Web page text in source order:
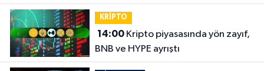
KRİPTO
14:00Kripto piyasasında yön zayıf,
BNB ve HYPE ayrıştı